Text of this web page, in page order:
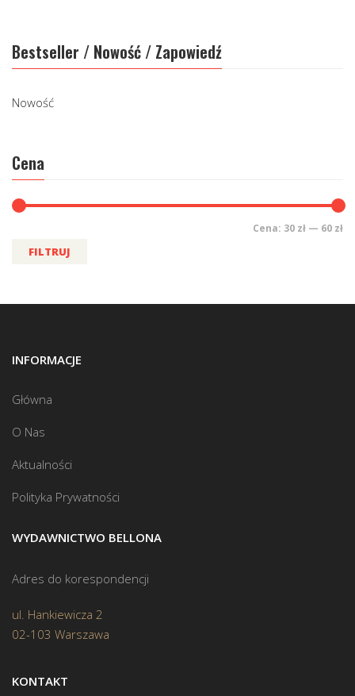
Bestseller / Nowość / Zapowiedź
Nowość
Cena
FILTRUJ
Cena: 30 zł — 60 zł
INFORMACJE
Główna
O Nas
Aktualności
Polityka Prywatności
WYDAWNICTWO BELLONA
Adres do korespondencji
ul. Hankiewicza 2
02-103 Warszawa
KONTAKT